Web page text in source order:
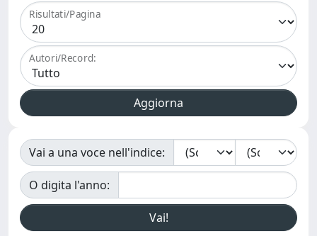
Risultati/Pagina
Autori/Record:
Vai a una voce nell'indice:
O digita l'anno: